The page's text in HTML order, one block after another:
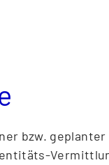
bzw.